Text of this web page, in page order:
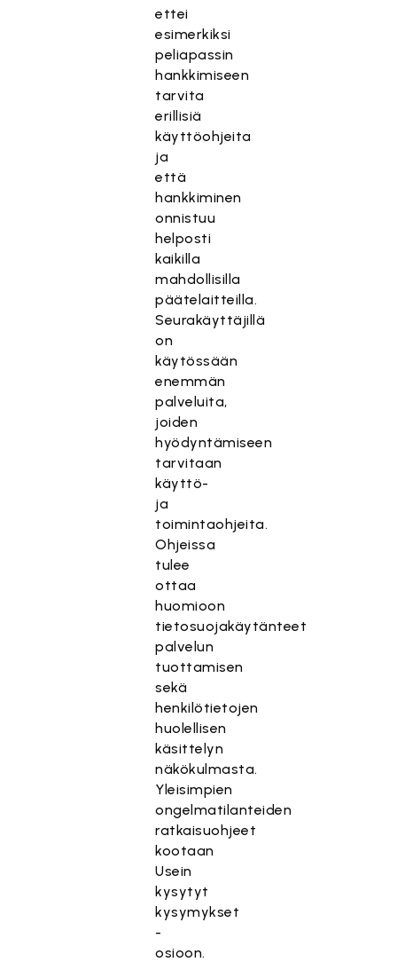
ettei
esimerkiksi
peliapassin
hankkimiseen
tarvita
erillisiä
käyttöohjeita
ja
että
hankkiminen
onnistuu
helposti
kaikilla
mahdollisilla
päätelaitteilla.
Seurakäyttäjillä
on
käytössään
enemmän
palveluita,
joiden
hyödyntämiseen
tarvitaan
käyttö-
ja
toimintaohjeita.
Ohjeissa
tulee
ottaa
huomioon
tietosuojakäytänteet
palvelun
tuottamisen
sekä
henkilötietojen
huolellisen
käsittelyn
näkökulmasta.
Yleisimpien
ongelmatilanteiden
ratkaisuohjeet
kootaan
Usein
kysytyt
kysymykset
-
osioon.